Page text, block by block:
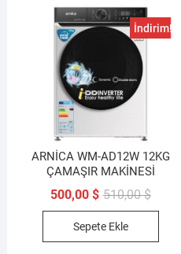
İndirim!
ARNİCA WM-AD12W 12KG
ÇAMAŞIR MAKİNESİ
510,00$Orijinal
500,00 $
Şu
Sepete Ekle